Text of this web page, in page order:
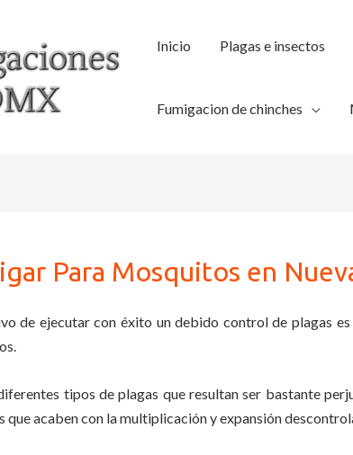
Inicio Plagas e insectos
Fumigacion de chinches
Para Mosquitos en
de ejecutar con éxito un debido control de plagas
tipos de plagas que resultan ser bastante
que acaben con la multiplicación y expansión